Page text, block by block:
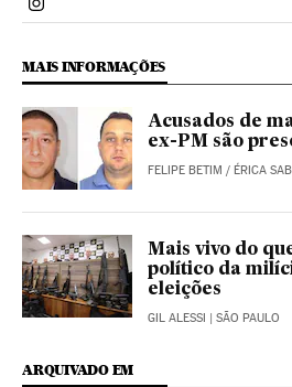
Politica El País Brasil en Instagram
MAIS INFORMAÇÕES
Acusados de
ex-PM são
FELIPE BETIM / ÉRICA
Mais vivo do
político da
eleições
GIL ALESSI | SÃO PAULO
ARQUIVADO EM